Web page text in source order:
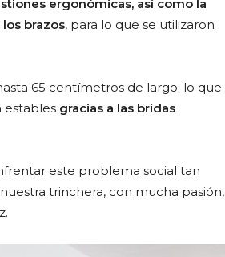
ergonómicas, así como la
brazos, para lo que se utilizaron
65 centímetros de largo; lo que
estables gracias a las bridas
este problema social tan
trinchera, con mucha pasión,